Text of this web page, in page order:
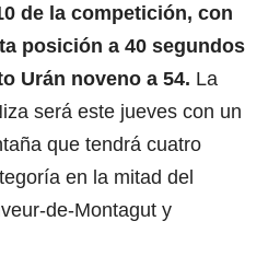
de la competición, con
posición a 40 segundos
Urán noveno a 54. La
será este jueves con un
que tendrá cuatro
en la mitad del
de-Montagut y